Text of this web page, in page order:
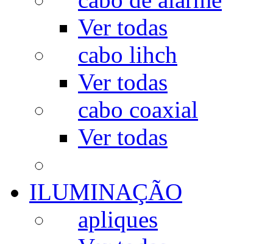
Ver todas
cabo lihch
Ver todas
cabo coaxial
Ver todas
ILUMINAÇÃO
apliques